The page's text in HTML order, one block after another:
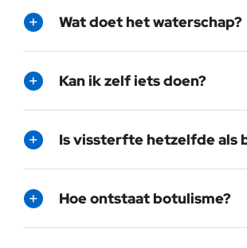
Wat doet het waterschap?
Kan ik zelf iets doen?
Is vissterfte hetzelfde als
Hoe ontstaat botulisme?